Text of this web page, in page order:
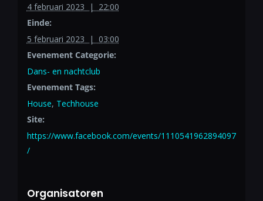
4 februari 2023 | 22:00
Einde:
5 februari 2023 | 03:00
Evenement Categorie:
Dans- en nachtclub
Evenement Tags:
House, Techhouse
Site:
https://www.facebook.com/events/1110541962894097
/
Organisatoren